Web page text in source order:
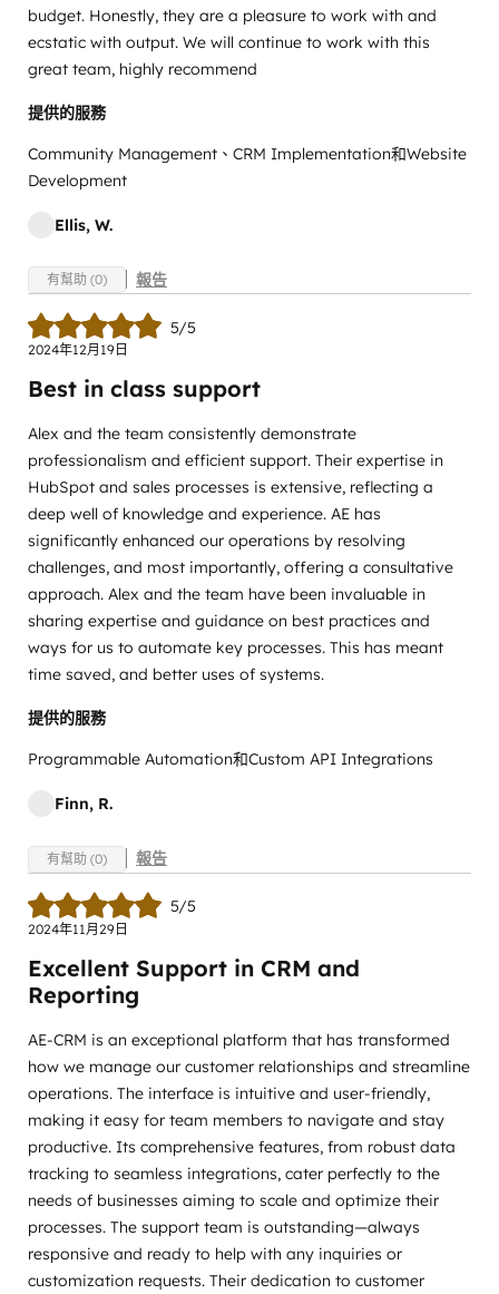
budget. Honestly, they are a pleasure to work with and
ecstatic with output. We will continue to work with this
great team, highly recommend
提供的服務
Community Management、CRM Implementation和Website
Development
Ellis, W.
有幫助 (0) 報告
5/5
2024年12月19日
Best in class support
Alex and the team consistently demonstrate
professionalism and efficient support. Their expertise in
HubSpot and sales processes is extensive, reflecting a
deep well of knowledge and experience. AE has
significantly enhanced our operations by resolving
challenges, and most importantly, offering a consultative
approach. Alex and the team have been invaluable in
sharing expertise and guidance on best practices and
ways for us to automate key processes. This has meant
time saved, and better uses of systems.
提供的服務
Programmable Automation和Custom API Integrations
Finn, R.
有幫助 (0) 報告
5/5
2024年11月29日
Excellent Support in CRM and
Reporting
AE-CRM is an exceptional platform that has transformed
how we manage our customer relationships and streamline
operations. The interface is intuitive and user-friendly,
making it easy for team members to navigate and stay
productive. Its comprehensive features, from robust data
tracking to seamless integrations, cater perfectly to the
needs of businesses aiming to scale and optimize their
processes. The support team is outstanding—always
responsive and ready to help with any inquiries or
customization requests. Their dedication to customer